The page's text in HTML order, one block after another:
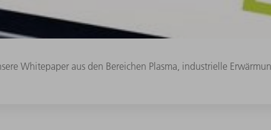
Whitepaper aus den Bereichen Plasma, industrielle